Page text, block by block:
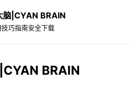
脑|CYAN BRAIN
技巧指南安全下载
BRAIN